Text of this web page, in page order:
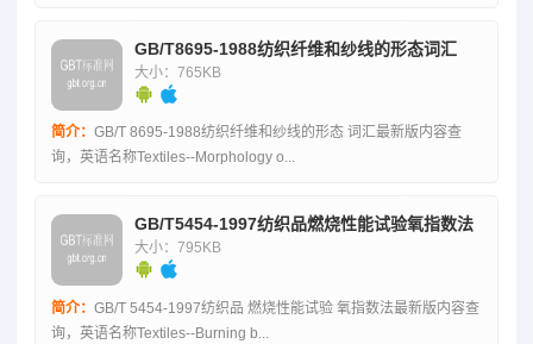
GB/T8695-1988纺织纤维和纱线的形态词汇
大小：765KB
简介： GB/T 8695-1988纺织纤维和纱线的形态 词汇最新版内容查
询，英语名称Textiles--Morphology o...
GB/T5454-1997纺织品燃烧性能试验氧指数法
大小：795KB
简介： GB/T 5454-1997纺织品 燃烧性能试验 氧指数法最新版内容查
询，英语名称Textiles--Burning b...